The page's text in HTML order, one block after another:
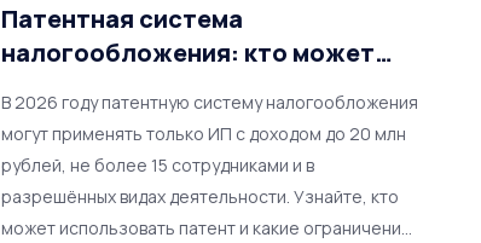
Патентная система
налогообложения: кто может
В 2026 году патентную систему налогообложения
могут применять только ИП с доходом до 20 млн
рублей, не более 15 сотрудниками и в
разрешённых видах деятельности. Узнайте, кто
может использовать патент и какие ограничения